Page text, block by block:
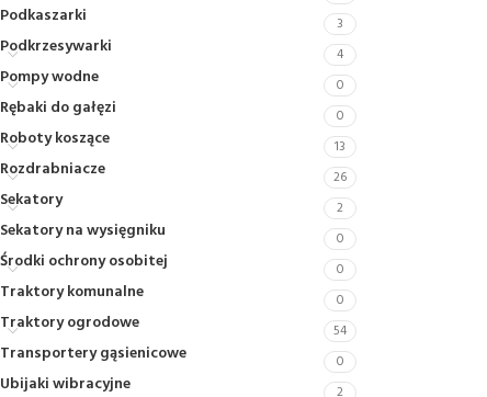
Podkaszarki 3
Podkrzesywarki 4
Pompy wodne 0
Rębaki do gałęzi 0
Roboty koszące 13
Rozdrabniacze 26
Sekatory 2
Sekatory na wysięgniku 0
Środki ochrony osobitej 0
Traktory komunalne 0
Traktory ogrodowe 54
Transportery gąsienicowe 0
Ubijaki wibracyjne 2